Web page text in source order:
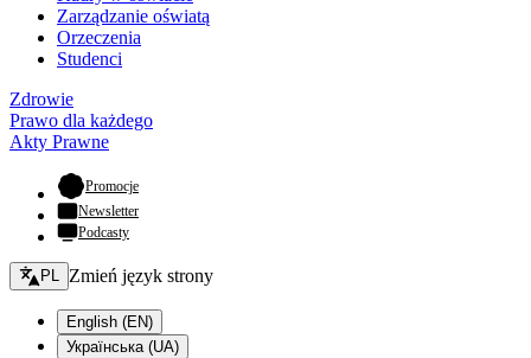
Zarządzanie oświatą
Orzeczenia
Studenci
Zdrowie
Prawo dla każdego
Akty Prawne
Promocje- otwiera się w nowej karcie
Newsletter
Podcasty
Zmień język - bieżący:
PL Zmień język strony
English (EN)
Українська (UA)